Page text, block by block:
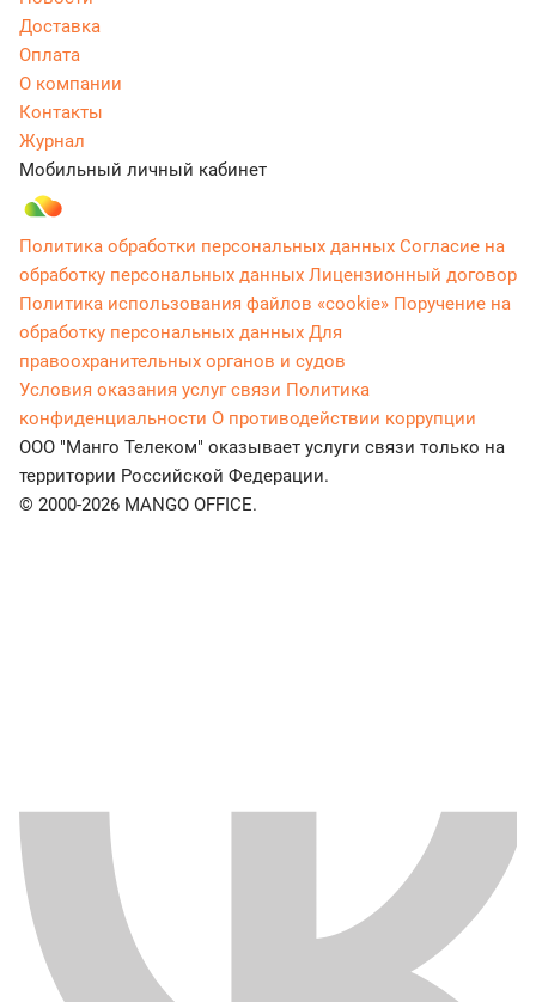
Доставка
Оплата
О компании
Контакты
Журнал
Мобильный личный кабинет
Политика обработки персональных данных Согласие на
обработку персональных данных Лицензионный договор
Политика использования файлов «cookie» Поручение на
обработку персональных данных Для
правоохранительных органов и судов
Условия оказания услуг связи Политика
конфиденциальности О противодействии коррупции
ООО "Манго Телеком" оказывает услуги связи только на
территории Российской Федерации.
© 2000-2026 MANGO OFFICE.